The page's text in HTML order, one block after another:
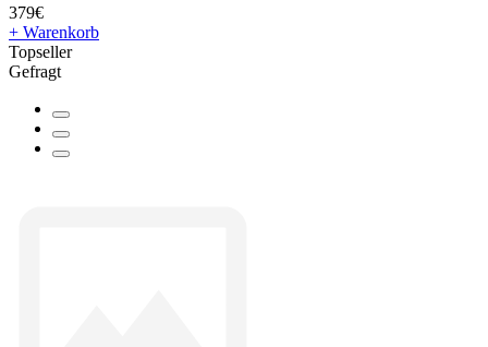
379€
+ Warenkorb
Topseller
Gefragt